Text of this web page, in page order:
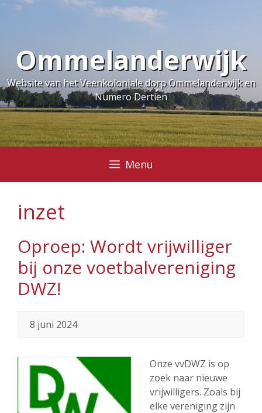
inhoudOmmelanderwijk
Website van het Veenkoloniale dorp Ommelanderwijk en
Numero Dertien
Menu
inzet
Oproep: Wordt vrijwilliger
bij onze voetbalvereniging
DWZ!
8 juni 2024
Onze vvDWZ is op
zoek naar nieuwe
vrijwilligers. Zoals bij
elke vereniging zijn